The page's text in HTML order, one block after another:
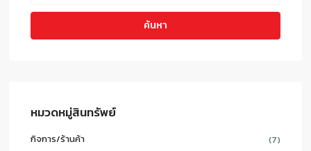
ค้นหา
หมวดหมู่สินทรัพย์
กิจการ/ร้านค้า (7)